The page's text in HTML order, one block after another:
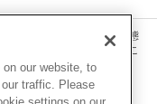
動画・音声等を、手段や形態
転載、ファイル化などするこ
場合があります。
our website, to
traffic. Please